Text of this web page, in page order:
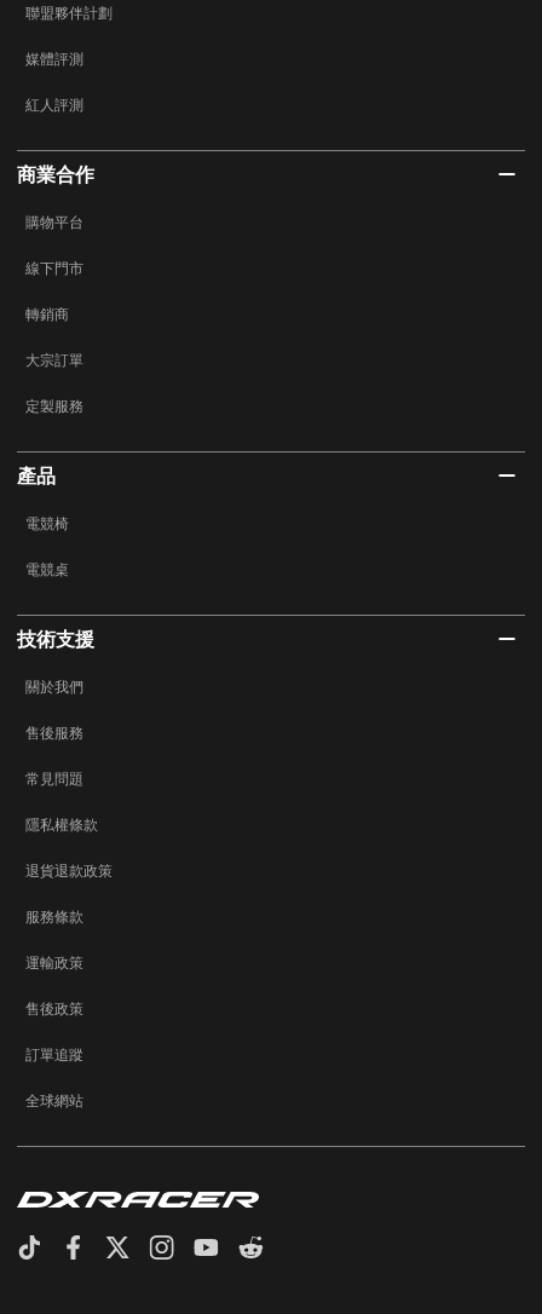
聯盟夥伴計劃
媒體評測
紅人評測
商業合作
購物平台
線下門市
轉銷商
大宗訂單
定製服務
產品
電競椅
電競桌
技術支援
關於我們
售後服務
常見問題
隱私權條款
退貨退款政策
服務條款
運輸政策
售後政策
訂單追蹤
全球網站